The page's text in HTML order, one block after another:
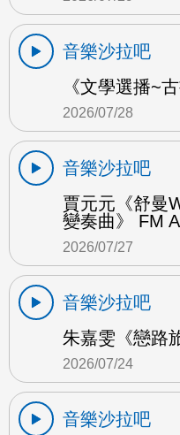
音樂沙拉吧
《文學選播~
2026/07/28
音樂沙拉吧
賈元元《舒曼
變奏曲》 FM
2026/07/27
音樂沙拉吧
朱嘉雯《戀路
2026/07/24
音樂沙拉吧